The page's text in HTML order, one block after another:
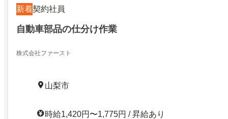
新着契約社員
自動車部品の仕分け作業
株式会社ファースト
山梨市
時給1,420円〜1,775円 / 昇給あり